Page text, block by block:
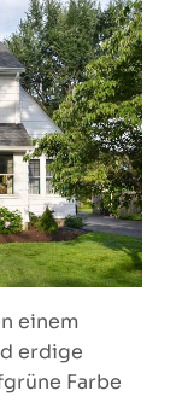
einem
erdige
Farbe